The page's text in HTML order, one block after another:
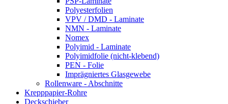
Polyesterfolien
VPV / DMD - Laminate
NMN - Laminate
Nomex
Polyimid - Laminate
Polyimidfolie (nicht-klebend)
PEN - Folie
Imprägniertes Glasgewebe
Rollenware - Abschnitte
Krepppapier-Rohre
Deckschieber